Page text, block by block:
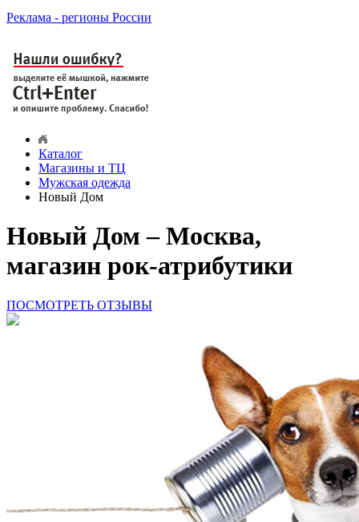
Реклама - регионы России
Каталог
Магазины и ТЦ
Мужская одежда
Новый Дом
Новый Дом – Москва,
магазин рок-атрибутики
ПОСМОТРЕТЬ ОТЗЫВЫ